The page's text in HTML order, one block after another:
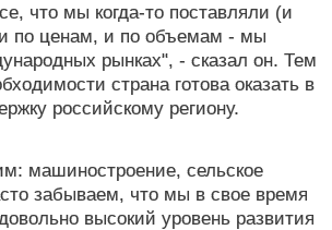
что мы когда-то поставляли (и
по ценам, и по объемам - мы
рынках", - сказал он. Тем
страна готова оказать в
российскому региону.
машиностроение, сельское
забываем, что мы в свое время
высокий уровень развития